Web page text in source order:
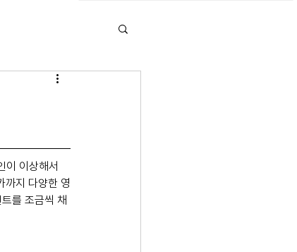
이 이상해서
까지 다양한 영
를 조금씩 채